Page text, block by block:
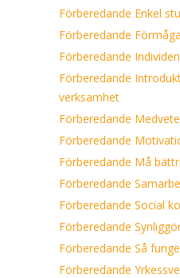
Förberedande Enkel
Förberedande
Förberedande
Förberedande
verksamhet
Förberedande
Förberedande
Förberedande Må
Förberedande
Förberedande Social
Förberedande
Förberedande Så
Förberedande